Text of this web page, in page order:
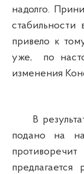
надолго.
привело к
уже, по
изменения
В
подано на
предлагается